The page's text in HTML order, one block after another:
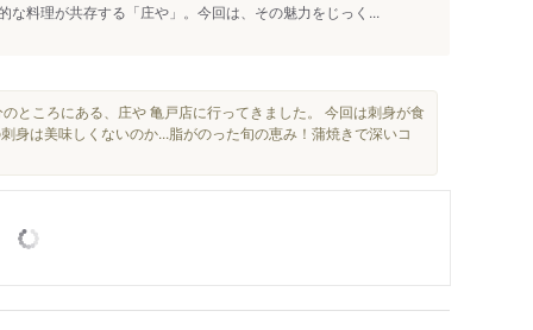
な料理が共存する「庄や」。今回は、その魅力をじっく...
ところにある、庄や 亀戸店に行ってきました。 今回は刺身が食
身は美味しくないのか...脂がのった旬の恵み！蒲焼きで深いコ